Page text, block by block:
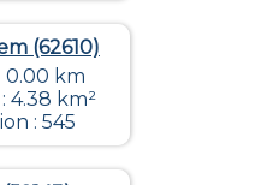
(62610)
0.00 km
4.38 km²
: 545